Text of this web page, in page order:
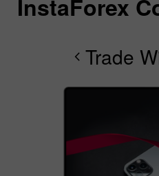
InstaForex
Trade
chevron_right